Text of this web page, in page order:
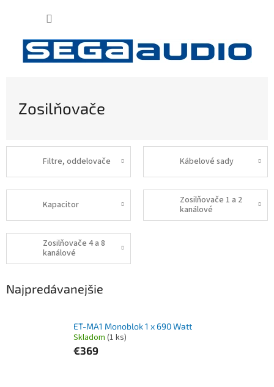
Zosilňovače
Filtre, oddelovače Kábelové sady
Kapacitor
Zosilňovače 1 a 2
kanálové
Zosilňovače 4 a 8
kanálové
Najpredávanejšie
ET-MA1 Monoblok 1 x 690 Watt
Skladom (1 ks)
€369